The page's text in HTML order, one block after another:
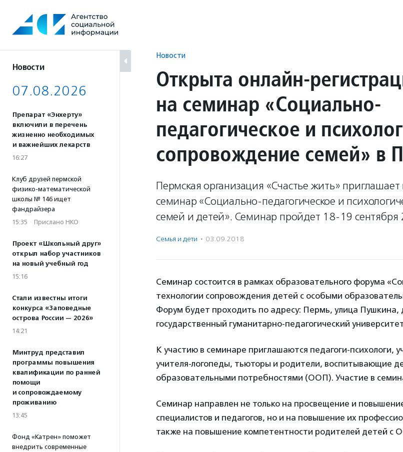
содержанию
Новости
07.08.2026
Препарат «Энхерту»
включили в перечень
жизненно необходимых
и важнейших лекарств
16:27
Клуб друзей пермской
физико-математической
школы № 146 ищет
фандрайзера
15:35 · Прислано НКО
Проект «Школьный друг»
открыл набор участников
на новый учебный год
15:16
Стали известны итоги
конкурса «Заповедные
острова России — 2026»
14:21
Минтруд представил
программы повышения
квалификации по ранней
помощи
и сопровождаемому
проживанию
13:45
Фонд «Катрен» поможет
внедрить современные
Новости
Открыта онлайн-
на семинар «Социально-
педагогическое и
сопровождение семей» в
Пермская организация «Счастье жить»
семинар «Социально-педагогическое и
семей и детей». Семинар пройдет 18-19 сентября
Семья и дети · 03.09.2018
Семинар состоится в рамках образовательного форума
технологии сопровождения детей с особыми
Форум будет проходить по адресу: Пермь, улица Пушкина,
государственный гуманитарно-педагогический
К участию в семинаре приглашаются педагоги-психологи,
учителя-логопеды, тьюторы и родители, воспитывающие
образовательными потребностями (ООП). Участие в
Семинар направлен не только на просвещение и
специалистов и педагогов, но и на повышение их
также на повышение компетентности родителей детей с